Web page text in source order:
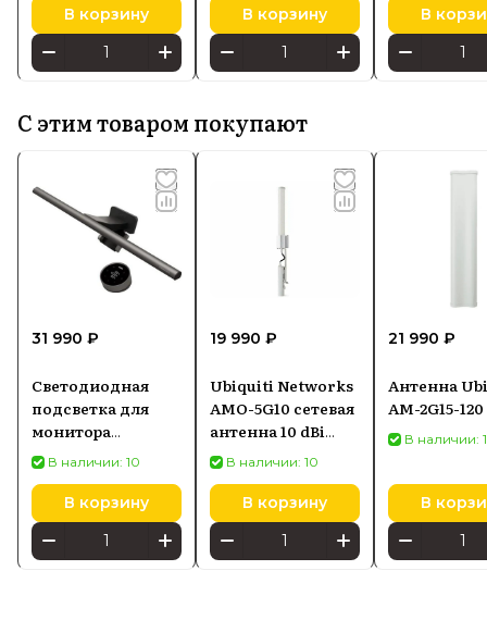
В корзину В корзину В
С этим товаром покупают
31 990 ₽
Светодиодная
подсветка для
монитора
SCREENBAR HALO
2
В наличии: 10
В корзину
19 990 ₽
Ubiquiti Networks
AMO-5G10 сетевая
антенна 10 dBi
Секторная
антенна
В наличии: 10
В корзину
21 990 ₽
Антенна
AM-2G15-120
В наличии:
В